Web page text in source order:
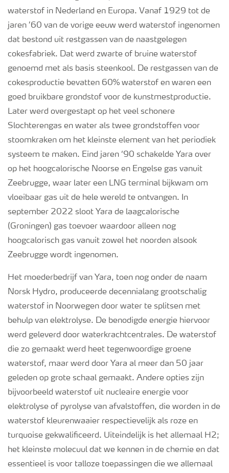
waterstof in Nederland en Europa. Vanaf 1929 tot de
jaren ’60 van de vorige eeuw werd waterstof ingenomen
dat bestond uit restgassen van de naastgelegen
cokesfabriek. Dat werd zwarte of bruine waterstof
genoemd met als basis steenkool. De restgassen van de
cokesproductie bevatten 60% waterstof en waren een
goed bruikbare grondstof voor de kunstmestproductie.
Later werd overgestapt op het veel schonere
Slochterengas en water als twee grondstoffen voor
stoomkraken om het kleinste element van het periodiek
systeem te maken. Eind jaren ‘90 schakelde Yara over
op het hoogcalorische Noorse en Engelse gas vanuit
Zeebrugge, waar later een LNG terminal bijkwam om
vloeibaar gas uit de hele wereld te ontvangen. In
september 2022 sloot Yara de laagcalorische
(Groningen) gas toevoer waardoor alleen nog
hoogcalorisch gas vanuit zowel het noorden alsook
Zeebrugge wordt ingenomen.
Het moederbedrijf van Yara, toen nog onder de naam
Norsk Hydro, produceerde decennialang grootschalig
waterstof in Noorwegen door water te splitsen met
behulp van elektrolyse. De benodigde energie hiervoor
werd geleverd door waterkrachtcentrales. De waterstof
die zo gemaakt werd heet tegenwoordige groene
waterstof, maar werd door Yara al meer dan 50 jaar
geleden op grote schaal gemaakt. Andere opties zijn
bijvoorbeeld waterstof uit nucleaire energie voor
elektrolyse of pyrolyse van afvalstoffen, die worden in de
waterstof kleurenwaaier respectievelijk als roze en
turquoise gekwalificeerd. Uiteindelijk is het allemaal H2;
het kleinste molecuul dat we kennen in de chemie en dat
essentieel is voor talloze toepassingen die we allemaal